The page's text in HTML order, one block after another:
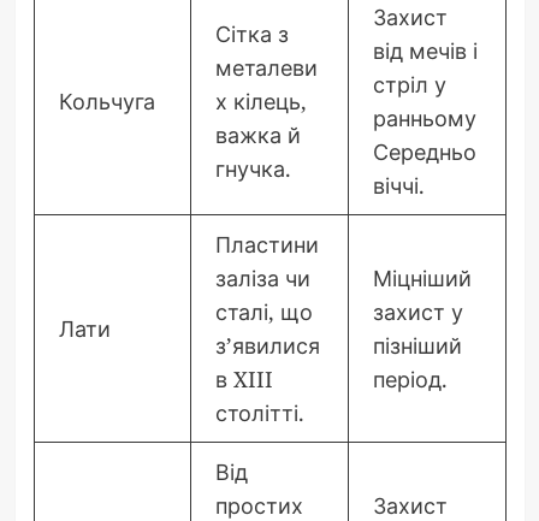
Кольчуга
Сітка з
металеви
х кілець,
важка й
гнучка.
Захист
від мечів і
стріл у
ранньому
Середньо
віччі.
Лати
Пластини
заліза чи
сталі, що
з’явилися
в XIII
столітті.
Міцніший
захист у
пізніший
період.
Від
простих
Захист